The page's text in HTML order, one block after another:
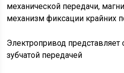
механической передачи,
механизм фиксации крайних
Электропривод
зубчатой передачей